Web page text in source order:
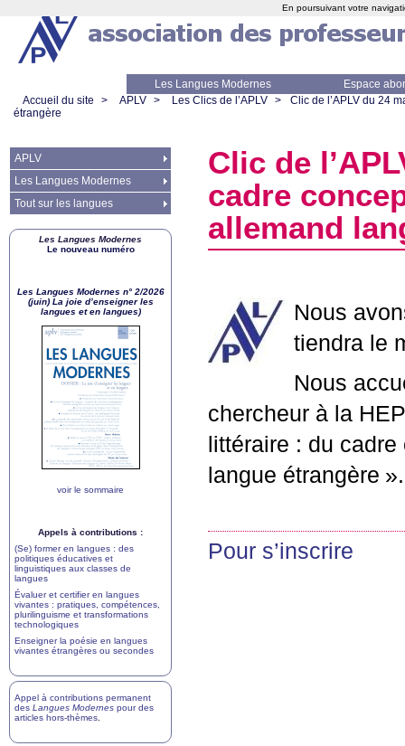
Les Langues Modernes
Espace
Accueil du site
> APLV > Les Clics de l’APLV > Clic de l’APLV du 24
étrangère
Clic de l’
cadre
allemand
Nous
tiendra le
Nous
chercheur à la HEP
littéraire : du
langue étrangère ».
Pour s’inscrire
APLV
Les Langues Modernes
Tout sur les langues
Les Langues Modernes
Le nouveau numéro
Les Langues Modernes n° 2/2026
(juin) La joie d’enseigner les
langues et en langues)
voir le sommaire
Appels à contributions :
(Se) former en langues : des
politiques éducatives et
linguistiques aux classes de
langues
Évaluer et certifier en langues
vivantes : pratiques, compétences,
plurilinguisme et transformations
technologiques
Enseigner la poésie en langues
vivantes étrangères ou secondes
Appel à contributions permanent
des Langues Modernes pour des
articles hors-thèmes
En poursuivant votre